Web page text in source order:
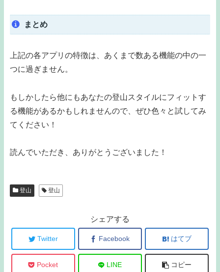
まとめ
上記の各アプリの特徴は、あくまで数ある機能の中の一
つに過ぎません。
もしかしたら他にもあなたの登山スタイルにフィットす
る機能があるかもしれませんので、ぜひ色々と試してみ
てください！
読んでいただき、ありがとうございました！
登山 登山
シェアする
Twitter Facebook はてブ
Pocket LINE コピー